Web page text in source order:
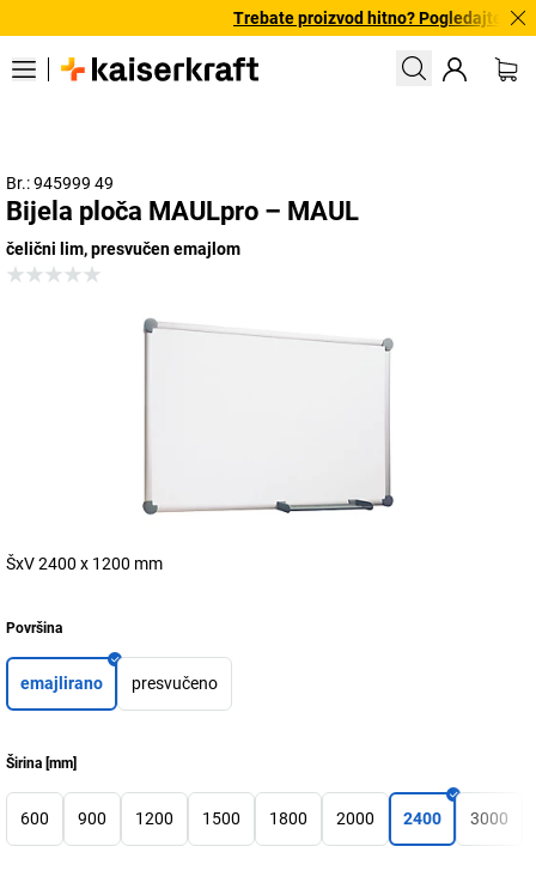
Trebate proizvod hitno? Pogledajte
Br.: 945999 49
Bijela ploča MAULpro – MAUL
čelični lim, presvučen emajlom
ŠxV 2400 x 1200 mm
Površina
emajlirano presvučeno
Širina [mm]
600 900 1200 1500 1800 2000 2400 3000